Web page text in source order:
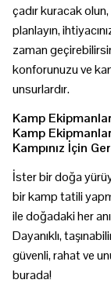
çadır kuracak
planlayın,
zaman
konforunuzu ve
unsurlardır.
Kamp
Kamp
Kampınız İçin
İster bir doğa
bir kamp tatili
ile doğadaki her
Dayanıklı,
güvenli, rahat ve
burada!